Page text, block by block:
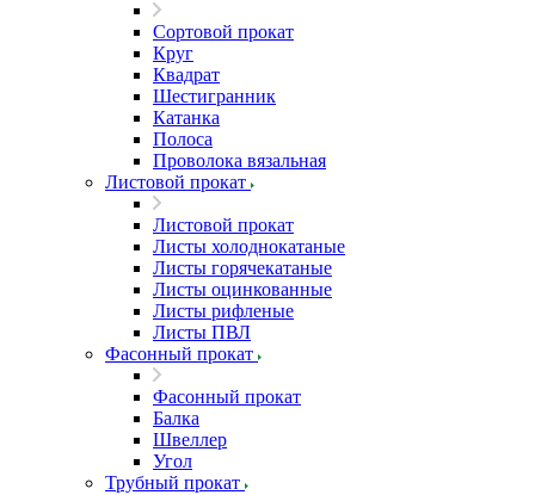
Сортовой прокат
Круг
Квадрат
Шестигранник
Катанка
Полоса
Проволока вязальная
Листовой прокат
Листовой прокат
Листы холоднокатаные
Листы горячекатаные
Листы оцинкованные
Листы рифленые
Листы ПВЛ
Фасонный прокат
Фасонный прокат
Балка
Швеллер
Угол
Трубный прокат